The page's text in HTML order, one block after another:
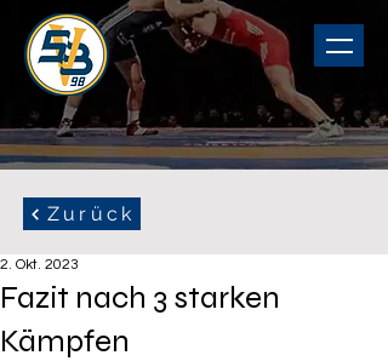
Zurück
Fazit nach 3 starken
Kämpfen
2. Okt. 2023